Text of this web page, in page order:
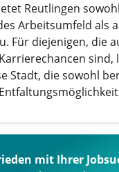
Reutlingen
Arbeitsumfeld als
Für diejenigen, die
sind,
Stadt, die sowohl
mit Ihrer